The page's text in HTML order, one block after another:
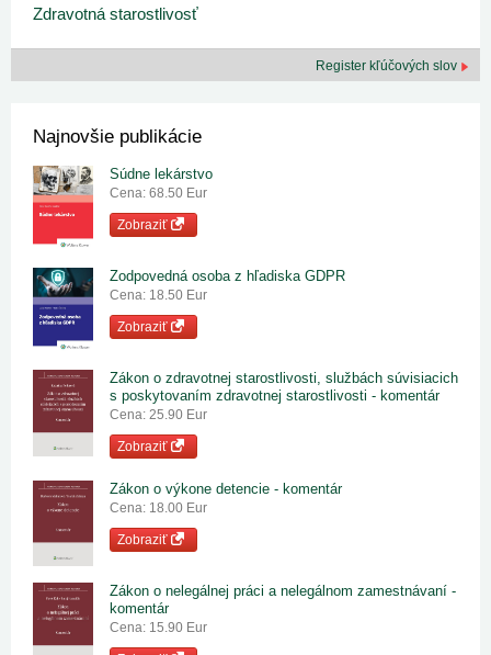
Zdravotná starostlivosť
Register kľúčových slov
Najnovšie publikácie
Súdne lekárstvo
Cena: 68.50 Eur
Zobraziť
Zodpovedná osoba z hľadiska GDPR
Cena: 18.50 Eur
Zobraziť
Zákon o zdravotnej starostlivosti, službách súvisiacich
s poskytovaním zdravotnej starostlivosti - komentár
Cena: 25.90 Eur
Zobraziť
Zákon o výkone detencie - komentár
Cena: 18.00 Eur
Zobraziť
Zákon o nelegálnej práci a nelegálnom zamestnávaní -
komentár
Cena: 15.90 Eur